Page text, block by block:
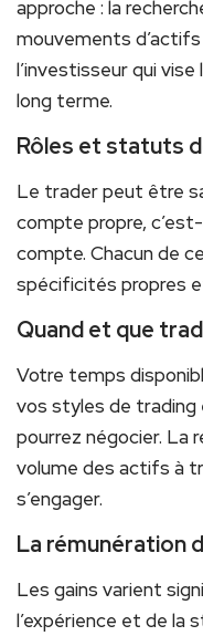
approche : la
mouvements
l’investisseur qui vise
long terme.
Rôles et statuts
Le trader peut être
compte propre,
compte. Chacun de
spécificités propres
Quand et que
Votre temps
vos styles de trading
pourrez négocier. La
volume des actifs à
s’engager.
La rémunération
Les gains varient
l’expérience et de la